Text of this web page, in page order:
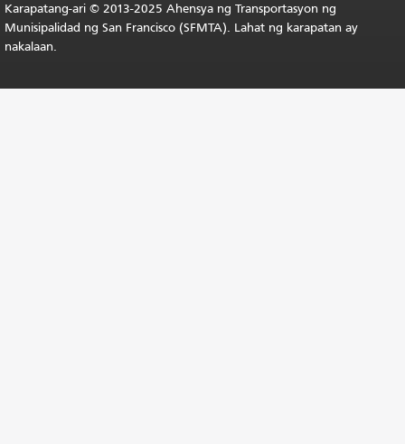
Karapatang-ari © 2013-2025 Ahensya ng Transportasyon ng
Munisipalidad ng San Francisco (SFMTA). Lahat ng karapatan ay
nakalaan.